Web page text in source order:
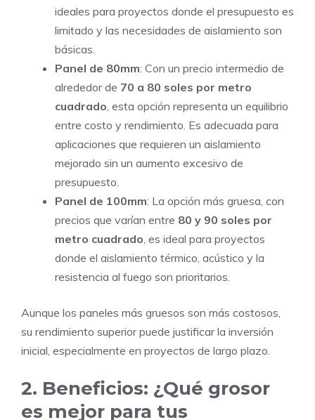
ideales para proyectos donde el presupuesto es
limitado y las necesidades de aislamiento son
básicas.
Panel de 80mm: Con un precio intermedio de
alrededor de 70 a 80 soles por metro
cuadrado , esta opción representa un equilibrio
entre costo y rendimiento. Es adecuada para
aplicaciones que requieren un aislamiento
mejorado sin un aumento excesivo de
presupuesto.
Panel de 100mm: La opción más gruesa, con
precios que varían entre 80 y 90 soles por
metro cuadrado , es ideal para proyectos
donde el aislamiento térmico, acústico y la
resistencia al fuego son prioritarios.
Aunque los paneles más gruesos son más costosos,
su rendimiento superior puede justificar la inversión
inicial, especialmente en proyectos de largo plazo.
2. Beneficios: ¿Qué grosor
es mejor para tus